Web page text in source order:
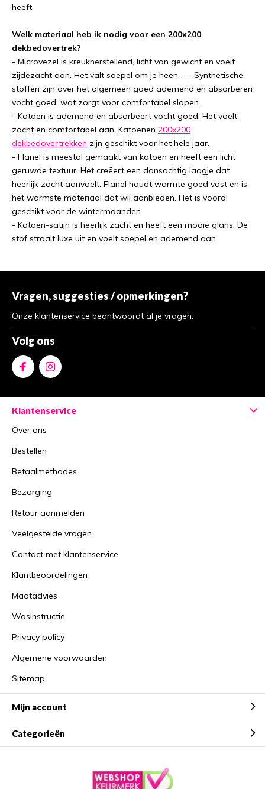
heeft.
Welk materiaal heb ik nodig voor een 200x200
dekbedovertrek?
- Microvezel is kreukherstellend, licht van gewicht en voelt
zijdezacht aan. Het valt soepel om je heen. - - Synthetische
stoffen zijn over het algemeen goed ademend en absorberen
vocht goed, wat zorgt voor comfortabel slapen.
- Katoen is ademend en absorbeert vocht goed. Het voelt
zacht en comfortabel aan. Katoenen 200x200
dekbedovertrekken zijn geschikt voor het hele jaar.
- Flanel is meestal gemaakt van katoen en heeft een licht
geruwde textuur. Het creëert een donsachtig laagje dat
heerlijk zacht aanvoelt. Flanel houdt warmte goed vast en is
het warmste materiaal dat wij aanbieden. Het is vooral
geschikt voor de wintermaanden.
- Katoen-satijn is heerlijk zacht en heeft een mooie glans. De
stof straalt luxe uit en voelt soepel en ademend aan.
Vragen, suggesties / opmerkingen?
Onze klantenservice beantwoordt al je vragen.
Volg ons
Klantenservice
Over ons
Bestellen
Betaalmethodes
Bezorging
Retour aanmelden
Veelgestelde vragen
Contact met klantenservice
Klantbeoordelingen
Maatadvies
Wasinstructie
Privacy policy
Algemene voorwaarden
Sitemap
Mijn account
Categorieën